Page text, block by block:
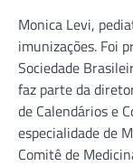
Monica Levi,
imunizações. Foi
Sociedade
faz parte da
de Calendários e
especialidade de
Comitê de